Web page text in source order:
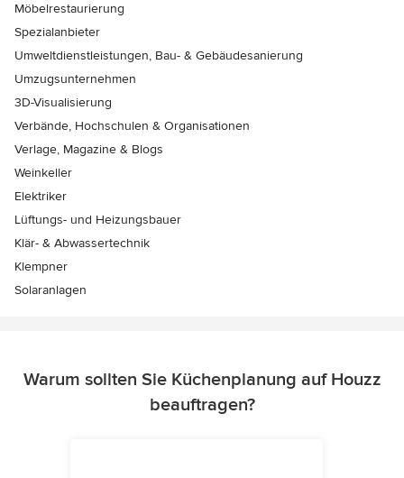
Möbelrestaurierung
Spezialanbieter
Umweltdienstleistungen, Bau- & Gebäudesanierung
Umzugsunternehmen
3D-Visualisierung
Verbände, Hochschulen & Organisationen
Verlage, Magazine & Blogs
Weinkeller
Elektriker
Lüftungs- und Heizungsbauer
Klär- & Abwassertechnik
Klempner
Solaranlagen
Warum sollten Sie Küchenplanung auf Houzz
beauftragen?